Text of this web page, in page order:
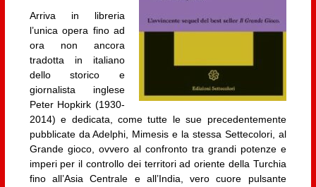
Arriva in libreria
l’unica opera fino ad
ora non ancora
tradotta in italiano
dello storico e
giornalista inglese
Peter Hopkirk (1930-
2014) e dedicata, come tutte le sue precedentemente
pubblicate da Adelphi, Mimesis e la stessa Settecolori, al
Grande gioco, ovvero al confronto tra grandi potenze e
imperi per il controllo dei territori ad oriente della Turchia
fino all’Asia Centrale e all’India, vero cuore pulsante